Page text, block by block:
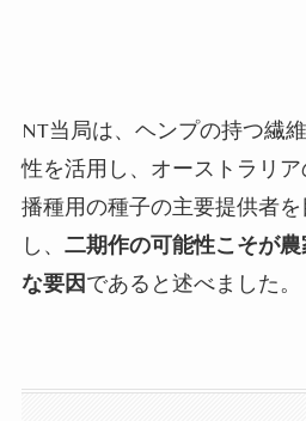
NT当局は、ヘンプの持つ繊
性を活用し、オーストラリ
播種用の種子の主要提供者
し、 二期作の可能性こそが
な要因であると述べました。